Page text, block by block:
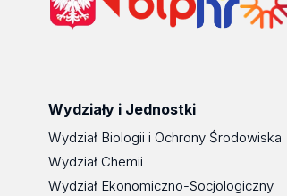
Wydziały i Jednostki
Wydział Biologii i Ochrony Środowiska
Wydział Chemii
Wydział Ekonomiczno-Socjologiczny